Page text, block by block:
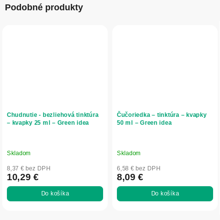
Podobné produkty
Chudnutie - bezliehová tinktúra
– kvapky 25 ml – Green idea
Skladom
8,37 € bez DPH
10,29 €
Do košíka
Čučoriedka – tinktúra – kvapky
50 ml – Green idea
Skladom
6,58 € bez DPH
8,09 €
Do košíka